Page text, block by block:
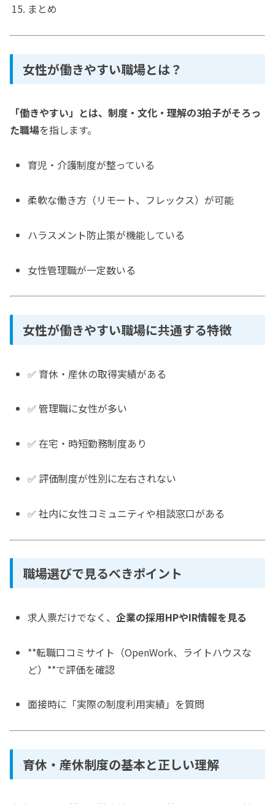
まとめ
女性が働きやすい職場とは？
「働きやすい」とは、制度・文化・理解の3拍子がそろっ
た職場を指します。
育児・介護制度が整っている
柔軟な働き方（リモート、フレックス）が可能
ハラスメント防止策が機能している
女性管理職が一定数いる
女性が働きやすい職場に共通する特徴
✅ 育休・産休の取得実績がある
✅ 管理職に女性が多い
✅ 在宅・時短勤務制度あり
✅ 評価制度が性別に左右されない
✅ 社内に女性コミュニティや相談窓口がある
職場選びで見るべきポイント
求人票だけでなく、企業の採用HPやIR情報を見る
**転職口コミサイト（OpenWork、ライトハウスな
ど）**で評価を確認
面接時に「実際の制度利用実績」を質問
育休・産休制度の基本と正しい理解